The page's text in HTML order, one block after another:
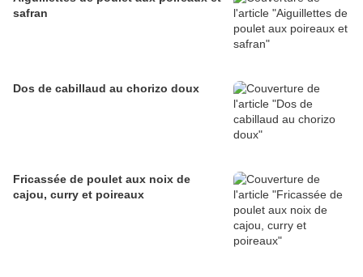
safran
Dos de cabillaud au chorizo doux
Fricassée de poulet aux noix de
cajou, curry et poireaux